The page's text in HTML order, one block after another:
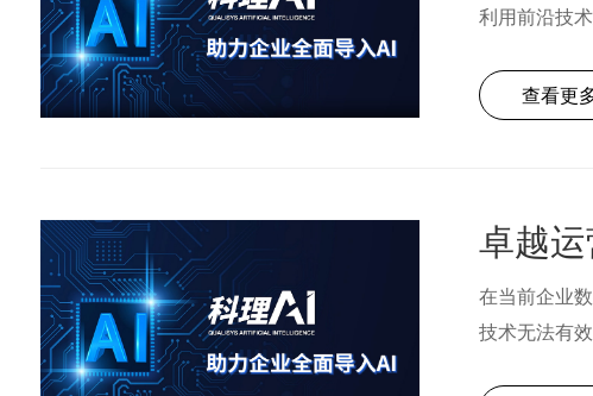
利用前沿技
查看更
在当前企业
技术无法有